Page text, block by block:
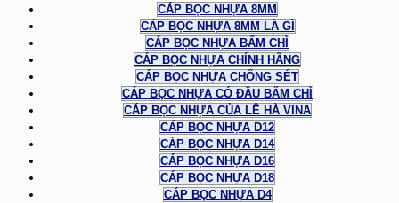
CÁP BỌC NHỰA 8MM
CÁP BỌC NHỰA 8MM LÀ GÌ
CÁP BỌC NHỰA BẤM CHÌ
CÁP BỌC NHỰA CHÍNH HÃNG
CÁP BỌC NHỰA CHỐNG SÉT
CÁP BỌC NHỰA CÓ ĐẦU BẤM CHÌ
CÁP BỌC NHỰA CỦA LÊ HÀ VINA
CÁP BỌC NHỰA D12
CÁP BỌC NHỰA D14
CÁP BỌC NHỰA D16
CÁP BỌC NHỰA D18
CÁP BỌC NHỰA D4